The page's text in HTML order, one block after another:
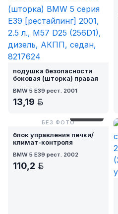
подушка безопасности
боковая (шторка) правая
BMW 5 E39 рест. 2001
13,19
БЕЗ ФОТО
блок управления печки/
климат-контроля
BMW 5 E39 рест. 2002
110,2